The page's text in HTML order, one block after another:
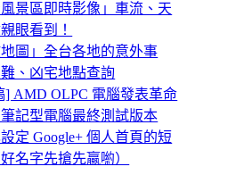
風景區即時影像」車流、天
眼看到！
地圖」全台各地的意外事
、凶宅地點查詢
] AMD OLPC 電腦發表革命
記型電腦最終測試版本
定 Google+ 個人首頁的短
名字先搶先贏喲）